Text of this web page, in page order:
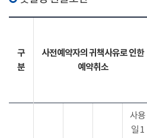
구
분
사전예약자의 귀책사유로 인한
예약취소
사용
일 1